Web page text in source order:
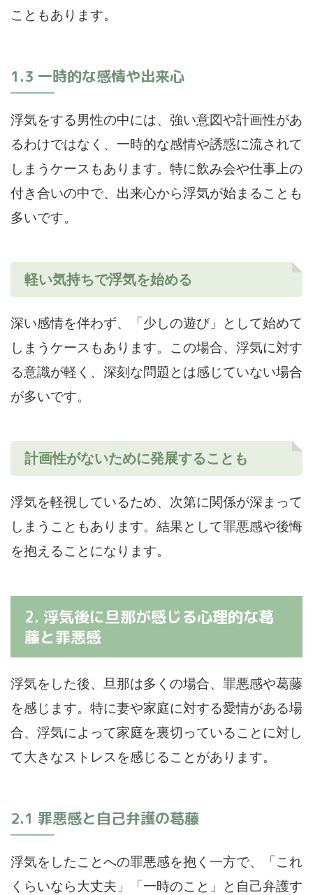
こともあります。
1.3 一時的な感情や出来心
浮気をする男性の中には、強い意図や計画性があ
るわけではなく、一時的な感情や誘惑に流されて
しまうケースもあります。特に飲み会や仕事上の
付き合いの中で、出来心から浮気が始まることも
多いです。
軽い気持ちで浮気を始める
深い感情を伴わず、「少しの遊び」として始めて
しまうケースもあります。この場合、浮気に対す
る意識が軽く、深刻な問題とは感じていない場合
が多いです。
計画性がないために発展することも
浮気を軽視しているため、次第に関係が深まって
しまうこともあります。結果として罪悪感や後悔
を抱えることになります。
2. 浮気後に旦那が感じる心理的な葛
藤と罪悪感
浮気をした後、旦那は多くの場合、罪悪感や葛藤
を感じます。特に妻や家庭に対する愛情がある場
合、浮気によって家庭を裏切っていることに対し
て大きなストレスを感じることがあります。
2.1 罪悪感と自己弁護の葛藤
浮気をしたことへの罪悪感を抱く一方で、「これ
くらいなら大丈夫」「一時のこと」と自己弁護す